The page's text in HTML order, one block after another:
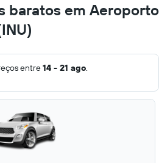
baratos em Aeroporto
entre14 - 21 ago.